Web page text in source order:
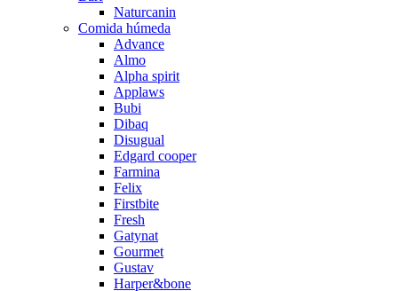
Naturcanin
Comida húmeda
Advance
Almo
Alpha spirit
Applaws
Bubi
Dibaq
Disugual
Edgard cooper
Farmina
Felix
Firstbite
Fresh
Gatynat
Gourmet
Gustav
Harper&bone